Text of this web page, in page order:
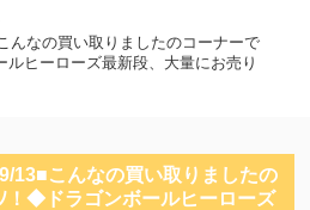
んなの買い取りましたのコーナーで
ヒーローズ最新段、大量にお売り
13■こんなの買い取りましたの
◆ドラゴンボールヒーローズ